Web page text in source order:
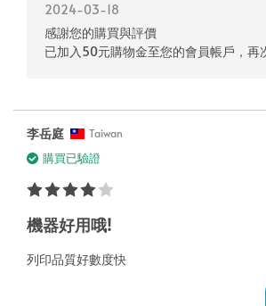
2024-03-18
感謝您的購買與評價
已加入50元購物金至您的會員帳戶，再
李岳庭 Taiwan
購買已驗證
機器好用哦!
列印品質好數度快